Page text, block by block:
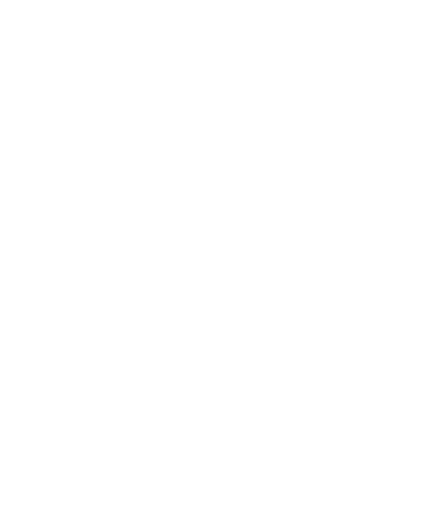
érdemes utána teniszlabdát pottyantani a vízre
Ezért érdemes utána teniszlabdát